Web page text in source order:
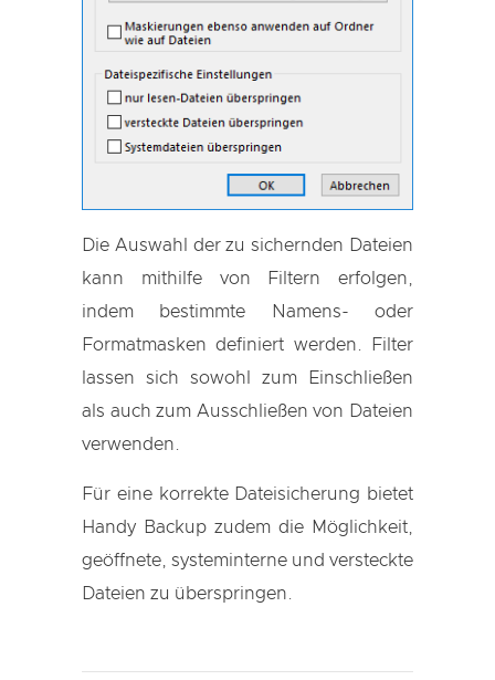
Die Auswahl der zu sichernden Dateien
kann mithilfe von Filtern erfolgen,
indem bestimmte Namens- oder
Formatmasken definiert werden. Filter
lassen sich sowohl zum Einschließen
als auch zum Ausschließen von Dateien
verwenden.
Für eine korrekte Dateisicherung bietet
Handy Backup zudem die Möglichkeit,
geöffnete, systeminterne und versteckte
Dateien zu überspringen.